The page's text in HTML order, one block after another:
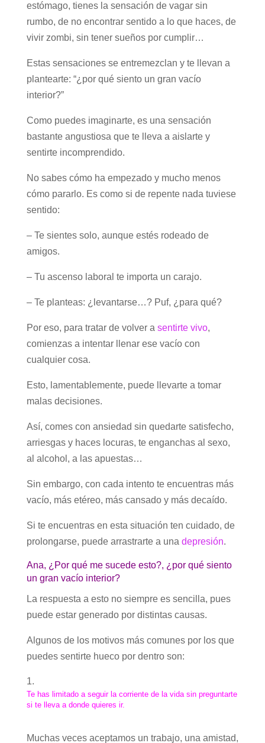
estómago, tienes la sensación de vagar sin
rumbo, de no encontrar sentido a lo que haces, de
vivir zombi, sin tener sueños por cumplir…
Estas sensaciones se entremezclan y te llevan a
plantearte: “¿por qué siento un gran vacío
interior?”
Como puedes imaginarte, es una sensación
bastante angustiosa que te lleva a aislarte y
sentirte incomprendido.
No sabes cómo ha empezado y mucho menos
cómo pararlo. Es como si de repente nada tuviese
sentido:
– Te sientes solo, aunque estés rodeado de
amigos.
– Tu ascenso laboral te importa un carajo.
– Te planteas: ¿levantarse…? Puf, ¿para qué?
Por eso, para tratar de volver a sentirte vivo,
comienzas a intentar llenar ese vacío con
cualquier cosa.
Esto, lamentablemente, puede llevarte a tomar
malas decisiones.
Así, comes con ansiedad sin quedarte satisfecho,
arriesgas y haces locuras, te enganchas al sexo,
al alcohol, a las apuestas…
Sin embargo, con cada intento te encuentras más
vacío, más etéreo, más cansado y más decaído.
Si te encuentras en esta situación ten cuidado, de
prolongarse, puede arrastrarte a una depresión.
Ana, ¿Por qué me sucede esto?, ¿por qué siento
un gran vacío interior?
La respuesta a esto no siempre es sencilla, pues
puede estar generado por distintas causas.
Algunos de los motivos más comunes por los que
puedes sentirte hueco por dentro son:
Te has limitado a seguir la corriente de la vida sin preguntarte
si te lleva a donde quieres ir.
Muchas veces aceptamos un trabajo, una amistad,